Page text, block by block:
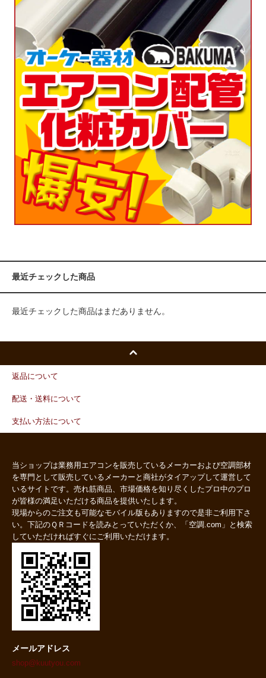
最近チェックした商品
最近チェックした商品はまだありません。
返品について
配送・送料について
支払い方法について
当ショップは業務用エアコンを販売しているメーカーおよび空調部材
を専門として販売しているメーカーと商社がタイアップして運営して
いるサイトです。売れ筋商品、市場価格を知り尽くしたプロ中のプロ
が皆様の満足いただける商品を提供いたします。
現場からのご注文も可能なモバイル版もありますので是非ご利用下さ
い。下記のＱＲコードを読みとっていただくか、「空調.com」と検索
していただければすぐにご利用いただけます。
メールアドレス
shop@kuutyou.com